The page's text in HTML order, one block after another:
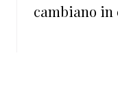
cambiano in